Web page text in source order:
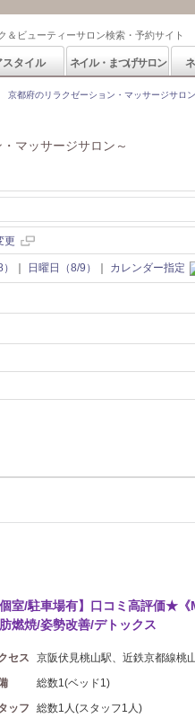
＆ビューティーサロン検索・予約サイト
スタイル ネイル・まつげサロン
京都府のリラクゼーション・マッサージサロン
マッサージサロン～
更
日曜日（8/9） カレンダー指定
個室/駐車場有】口コミ高評価★
燃焼/姿勢改善/デトックス
セス
京阪伏見桃山駅、近鉄京都線桃
総数1(ベッド1)
ッフ
総数1人(スタッフ1人)